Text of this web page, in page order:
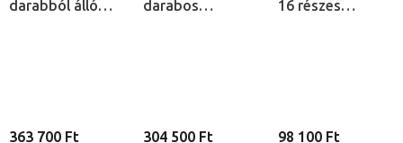
darabból álló
363 700 Ft
darabos
304 500 Ft
16 részes
98 100 Ft